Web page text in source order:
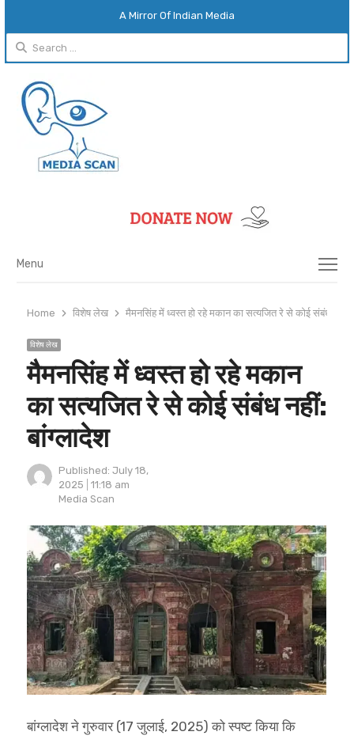
A Mirror Of Indian Media
Search
for:
Menu
Menu
Home विशेष लेख मैमनसिंह में ध्वस्त हो रहे मकान का सत्यजित रे से कोई संबंध नहीं:
विशेष लेख
मैमनसिंह में ध्वस्त हो रहे मकान
का सत्यजित रे से कोई संबंध नहीं:
बांग्लादेश
Published: July 18,
2025
11:18 am
Author
Media Scan
बांग्लादेश ने गुरुवार (17 जुलाई, 2025) को स्पष्ट किया कि